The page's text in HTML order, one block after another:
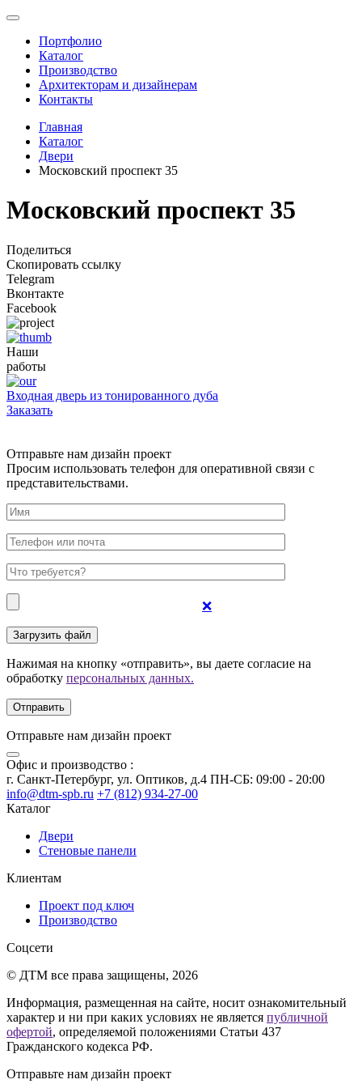
Портфолио
Каталог
Производство
Архитекторам и дизайнерам
Контакты
Главная
Каталог
Двери
Московский проспект 35
Московский проспект 35
Поделиться
Скопировать ссылку
Telegram
Вконтакте
Facebook
Наши
работы
Входная дверь из тонированного дуба
Заказать
Отправьте нам дизайн проект
Просим использовать телефон для оперативной связи с
представительствами.
❌
Нажимая на кнопку «отправить», вы даете согласие на
обработку персональных данных.
Отправьте нам дизайн проект
Офис и производство :
г. Санкт-Петербург, ул. Оптиков, д.4 ПН-СБ: 09:00 - 20:00
info@dtm-spb.ru +7 (812) 934-27-00
Каталог
Двери
Стеновые панели
Клиентам
Проект под ключ
Производство
Соцсети
© ДТМ все права защищены, 2026
Информация, размещенная на сайте, носит ознакомительный
характер и ни при каких условиях не является публичной
офертой, определяемой положениями Статьи 437
Гражданского кодекса РФ.
Отправьте нам дизайн проект